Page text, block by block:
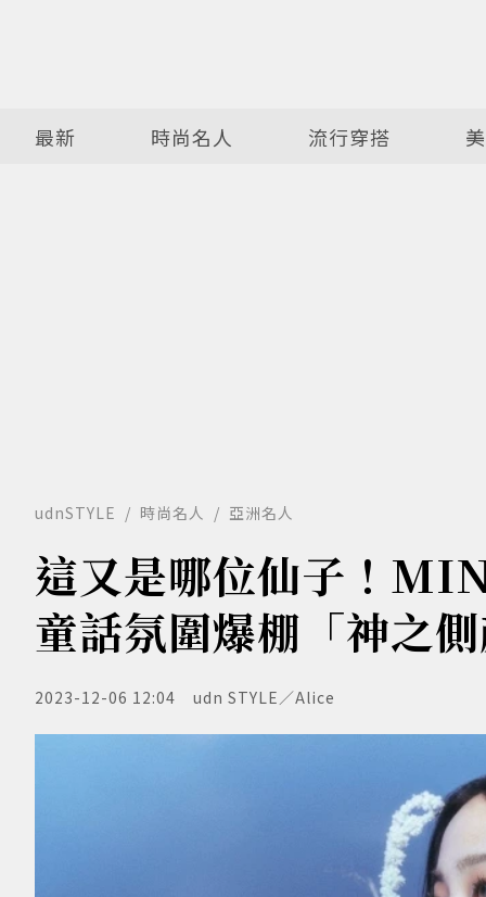
最新 時尚名人 流行穿搭
udnSTYLE 時尚名人 亞洲名人
這又是哪位仙子！
童話氛圍爆棚「神之
2023-12-06 12:04 udn STYLE／Alice